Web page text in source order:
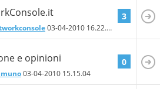
03-04-2010 16.22.05
3
e opinioni
03-04-2010 15.15.04
0